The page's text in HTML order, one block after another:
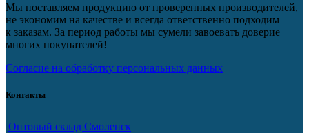
Мы поставляем продукцию от проверенных производителей,
не экономим на качестве и всегда ответственно подходим
к заказам. За период работы мы сумели завоевать доверие
многих покупателей!
Согласие на обработку персональных данных
Контакты
Оптовый склад Смоленск